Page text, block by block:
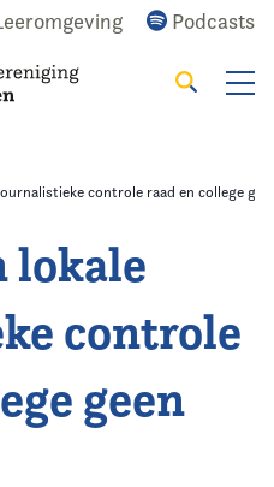
Podcasts
Zoeken
controle raad en college
lokale
controle
geen